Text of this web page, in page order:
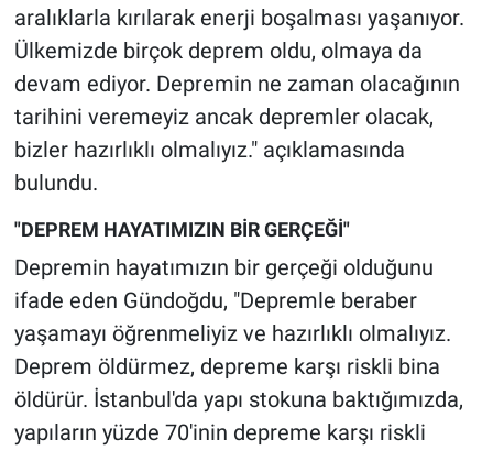
aralıklarla kırılarak enerji boşalması yaşanıyor.
Ülkemizde birçok deprem oldu, olmaya da
devam ediyor. Depremin ne zaman olacağının
tarihini veremeyiz ancak depremler olacak,
bizler hazırlıklı olmalıyız." açıklamasında
bulundu.
"DEPREM HAYATIMIZIN BİR GERÇEĞİ"
Depremin hayatımızın bir gerçeği olduğunu
ifade eden Gündoğdu, "Depremle beraber
yaşamayı öğrenmeliyiz ve hazırlıklı olmalıyız.
Deprem öldürmez, depreme karşı riskli bina
öldürür. İstanbul'da yapı stokuna baktığımızda,
yapıların yüzde 70'inin depreme karşı riskli